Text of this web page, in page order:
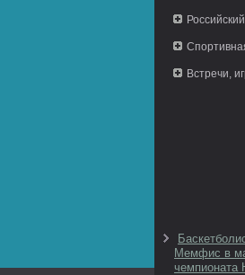
Встречи,
Мемфис в
чемпионата